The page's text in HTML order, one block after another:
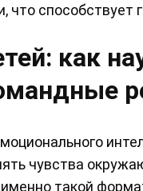
что
как
чувства
такой